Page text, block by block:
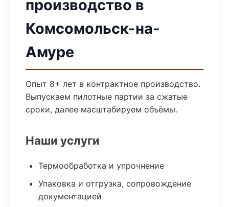
производство в
Комсомольск-на-
Амуре
Опыт 8+ лет в контрактное производство.
Выпускаем пилотные партии за сжатые
сроки, далее масштабируем объёмы.
Наши услуги
Термообработка и упрочнение
Упаковка и отгрузка, сопровождение
документацией